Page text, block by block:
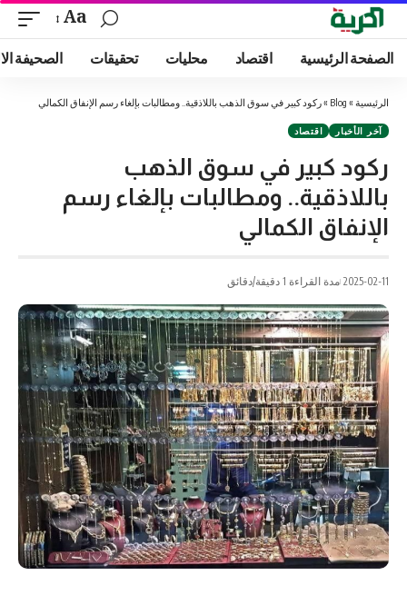
Aa
الصفحة الرئيسية اقتصاد محليات تحقيقات الصحيفة
الرئيسية »
Blog
»ركود كبير في سوق الذهب باللاذقية.. ومطالبات بإلغاء رسم الإنفاق الكمالي
آخر الأخبار اقتصاد
ركود كبير في سوق الذهب
باللاذقية.. ومطالبات بإلغاء رسم
الإنفاق الكمالي
2025-02-11 مدة القراءة 1 دقيقة/دقائق